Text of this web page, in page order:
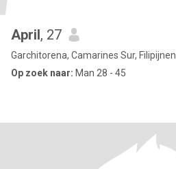
April, 27
Garchitorena, Camarines Sur, Filipijnen
Op zoek naar: Man 28 - 45